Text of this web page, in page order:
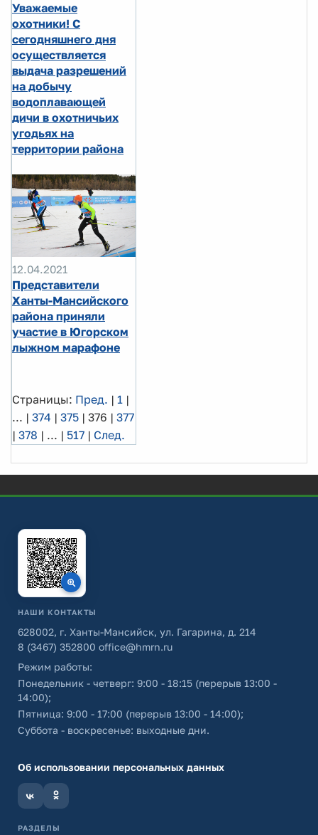
Уважаемые
охотники! С
сегодняшнего дня
осуществляется
выдача разрешений
на добычу
водоплавающей
дичи в охотничьих
угодьях на
территории района
12.04.2021
Представители
Ханты-Мансийского
района приняли
участие в Югорском
лыжном марафоне
Страницы: Пред. | 1 |
... | 374 | 375 | 376 | 377
| 378 | ... | 517 | След.
НАШИ КОНТАКТЫ
628002, г. Ханты-Мансийск, ул. Гагарина, д. 214
8 (3467) 352800 office@hmrn.ru
Режим работы:
Понедельник - четверг: 9:00 - 18:15 (перерыв 13:00 -
14:00);
Пятница: 9:00 - 17:00 (перерыв 13:00 - 14:00);
Суббота - воскресенье: выходные дни.
Об использовании персональных данных
РАЗДЕЛЫ